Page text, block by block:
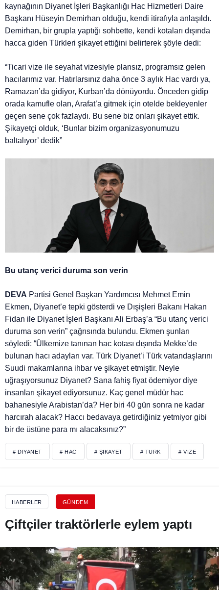
kaynağının Diyanet İşleri Başkanlığı Hac Hizmetleri Daire
Başkanı Hüseyin Demirhan olduğu, kendi itirafıyla anlaşıldı.
Demirhan, bir grupla yaptığı sohbette, kendi kotaları dışında
hacca giden Türkleri şikayet ettiğini belirterek şöyle dedi:
“Ticari vize ile seyahat vizesiyle plansız, programsız gelen
hacılarımız var. Hatırlarsınız daha önce 3 aylık Hac vardı ya,
Ramazan’da gidiyor, Kurban’da dönüyordu. Önceden gidip
orada kamufle olan, Arafat’a gitmek için otelde bekleyenler
geçen sene çok fazlaydı. Bu sene biz onları şikayet ettik.
Şikayetçi olduk, ‘Bunlar bizim organizasyonumuzu
baltalıyor’ dedik”
Bu utanç verici duruma son verin
DEVA Partisi Genel Başkan Yardımcısı Mehmet Emin
Ekmen, Diyanet’e tepki gösterdi ve Dışişleri Bakanı Hakan
Fidan ile Diyanet İşleri Başkanı Ali Erbaş’a “Bu utanç verici
duruma son verin” çağrısında bulundu. Ekmen şunları
söyledi: “Ülkemize tanınan hac kotası dışında Mekke’de
bulunan hacı adayları var. Türk Diyanet’i Türk vatandaşlarını
Suudi makamlarına ihbar ve şikayet etmiştir. Neyle
uğraşıyorsunuz Diyanet? Sana fahiş fiyat ödemiyor diye
insanları şikayet ediyorsunuz. Kaç genel müdür hac
bahanesiyle Arabistan’da? Her biri 40 gün sonra ne kadar
harcırah alacak? Haccı bedavaya getirdiğiniz yetmiyor gibi
bir de üstüne para mı alacaksınız?”
# DIYANET # HAC # ŞIKAYET # TÜRK # VIZE
HABERLER GÜNDEM
Çiftçiler traktörlerle eylem yaptı